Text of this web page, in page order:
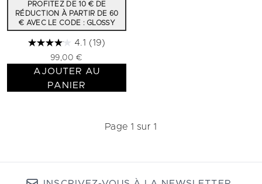
PROFITEZ DE 10 € DE
RÉDUCTION À PARTIR DE 60
€ AVEC LE CODE : GLOSSY
4.1 (19)
99,00 €
AJOUTER AU
PANIER
Page 1 sur 1